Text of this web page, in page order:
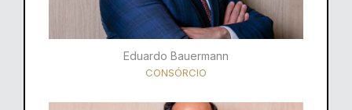
Eduardo Bauermann
CONSÓRCIO